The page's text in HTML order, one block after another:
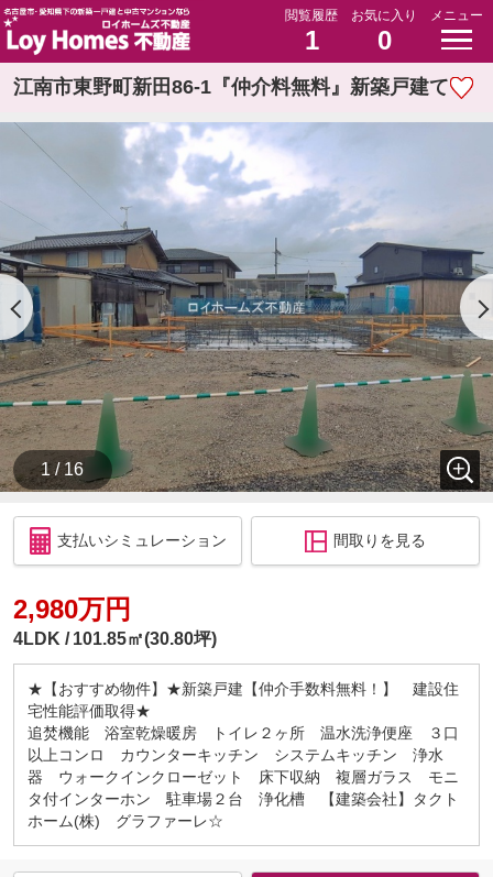
閲覧履歴
1
お気に入り
0
メニュー
江南市東野町新田86-1『仲介料無料』新築戸建て
1 / 16
支払いシミュレーション 間取りを見る
2,980万円
4LDK 101.85㎡(30.80坪)
★【おすすめ物件】★新築戸建【仲介手数料無料！】 建設住
宅性能評価取得★
追焚機能 浴室乾燥暖房 トイレ２ヶ所 温水洗浄便座 ３口
以上コンロ カウンターキッチン システムキッチン 浄水
器 ウォークインクローゼット 床下収納 複層ガラス モニ
タ付インターホン 駐車場２台 浄化槽 【建築会社】タクト
ホーム(株) グラファーレ☆